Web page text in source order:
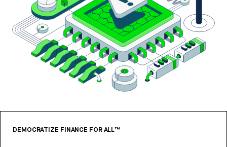
DEMOCRATIZE FINANCE FOR ALL™